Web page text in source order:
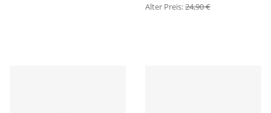
Alter Preis:24,90 €